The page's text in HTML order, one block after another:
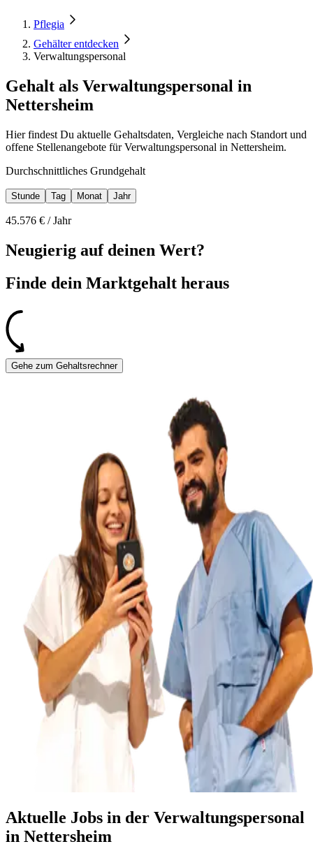
Pflegia
Gehälter entdecken
Verwaltungspersonal
Gehalt als Verwaltungspersonal in
Nettersheim
Hier findest Du aktuelle Gehaltsdaten, Vergleiche nach Standort und
offene Stellenangebote für Verwaltungspersonal in Nettersheim.
Durchschnittliches Grundgehalt
Stunde Tag Monat Jahr
45.576 € /Jahr
Neugierig auf deinen Wert?
Finde dein Marktgehalt heraus
Gehe zum Gehaltsrechner
Aktuelle Jobs in der Verwaltungspersonal
in Nettersheim